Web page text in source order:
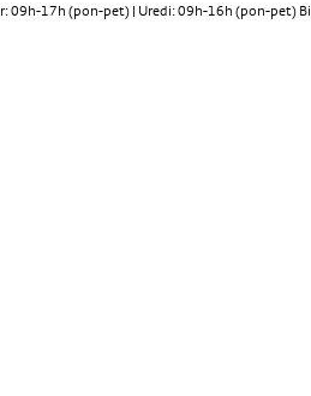
09h-17h (pon-pet) | Uredi: 09h-16h (pon-pet)